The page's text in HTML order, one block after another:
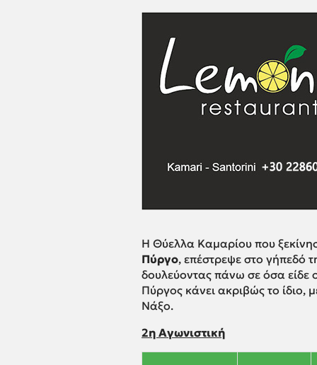
Η Θύελλα Καμαρίου που
Πύργο, επέστρεψε στο γήπεδό
δουλεύοντας πάνω σε όσα
Πύργος κάνει ακριβώς το ίδιο,
Νάξο.
2η Αγωνιστική